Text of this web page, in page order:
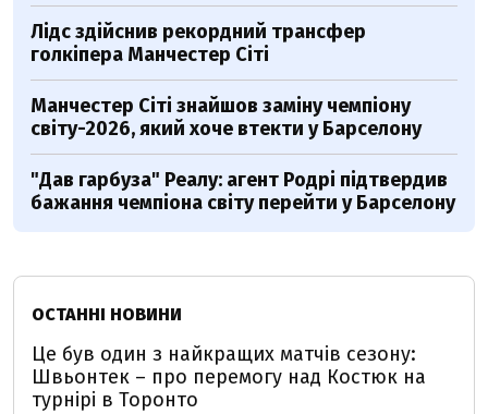
Лідс здійснив рекордний трансфер
голкіпера Манчестер Сіті
Манчестер Сіті знайшов заміну чемпіону
світу-2026, який хоче втекти у Барселону
"Дав гарбуза" Реалу: агент Родрі підтвердив
бажання чемпіона світу перейти у Барселону
ОСТАННІ НОВИНИ
Це був один з найкращих матчів сезону:
Швьонтек – про перемогу над Костюк на
турнірі в Торонто